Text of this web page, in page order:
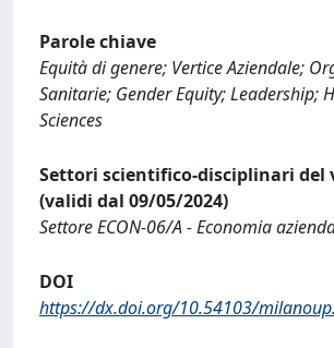
Parole chiave
Equità di genere; Vertice Aziendale;
Sanitarie; Gender Equity; Leadership;
Sciences
Settori scientifico-disciplinari del
(validi dal 09/05/2024)
Settore ECON-06/A - Economia
DOI
https://dx.doi.org/10.54103/